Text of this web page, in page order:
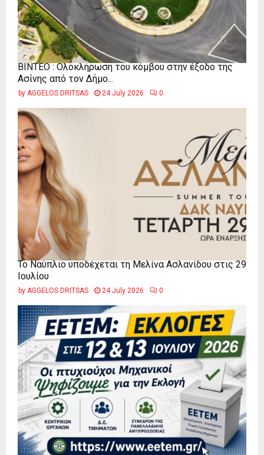
ΒΙΝΤΕΟ : Ολοκλήρωση του κόμβου στην έξοδο της
Ασίνης από τον Δήμο...
by AGGELOS DRITSAS 24 July 2026 0
Το Ναύπλιο υποδέχεται τη Μελίνα Ασλανίδου στις 29
Ιουλίου
by AGGELOS DRITSAS 24 July 2026 0